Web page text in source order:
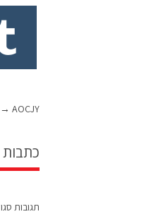
AOCJY
→
תגובות